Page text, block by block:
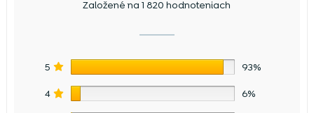
Založené na 1 820 hodnoteniach
5 93%
4 6%